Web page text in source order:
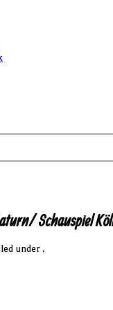
Schauspiel
under .